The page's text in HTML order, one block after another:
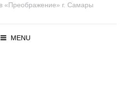
«Преображение» г. Самары
MENU